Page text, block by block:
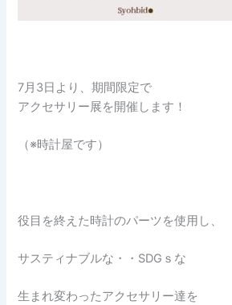
7月3日より、期間限定で
アクセサリー展を開催します！
（※時計屋です）
役目を終えた時計のパーツを使用し、
サスティナブルな・・SDGｓな
生まれ変わったアクセサリー達を